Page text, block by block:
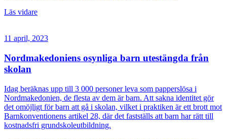
Läs vidare
11 april, 2023
Nordmakedoniens osynliga barn utestängda från
skolan
Idag beräknas upp till 3 000 personer leva som papperslösa i
Nordmakedonien, de flesta av dem är barn. Att sakna identitet gör
det omöjligt för barn att gå i skolan, vilket i praktiken är ett brott mot
Barnkonventionens artikel 28, där det fastställs att barn har rätt till
kostnadsfri grundskoleutbildning.